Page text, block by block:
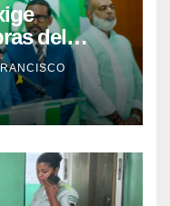
del
del